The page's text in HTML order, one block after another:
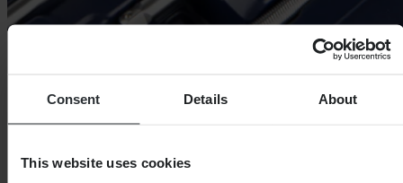
Consent Details About
This website uses cookies